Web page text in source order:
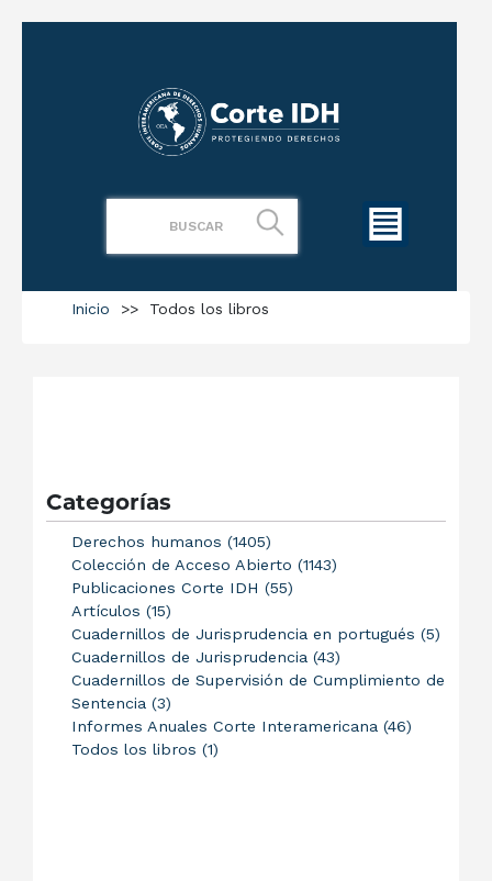
Inicio >> Todos los libros
Categorías
Derechos humanos (1405)
Colección de Acceso Abierto (1143)
Publicaciones Corte IDH (55)
Artículos (15)
Cuadernillos de Jurisprudencia en portugués (5)
Cuadernillos de Jurisprudencia (43)
Cuadernillos de Supervisión de Cumplimiento de
Sentencia (3)
Informes Anuales Corte Interamericana (46)
Todos los libros (1)